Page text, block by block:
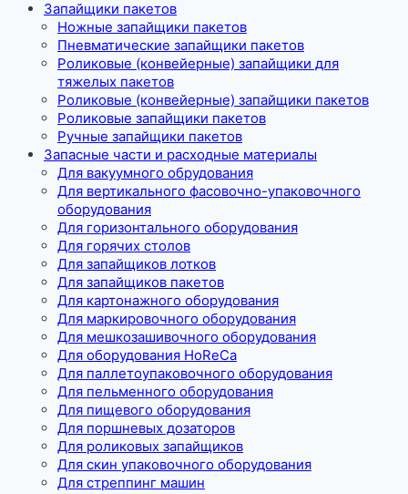
Запайщики пакетов
Ножные запайщики пакетов
Пневматические запайщики пакетов
Роликовые (конвейерные) запайщики для
тяжелых пакетов
Роликовые (конвейерные) запайщики пакетов
Роликовые запайщики пакетов
Ручные запайщики пакетов
Запасные части и расходные материалы
Для вакуумного обрудования
Для вертикального фасовочно-упаковочного
оборудования
Для горизонтального оборудования
Для горячих столов
Для запайщиков лотков
Для запайщиков пакетов
Для картонажного оборудования
Для маркировочного оборудования
Для мешкозашивочного оборудования
Для оборудования HoReCa
Для паллетоупаковочного оборудования
Для пельменного оборудования
Для пищевого оборудования
Для поршневых дозаторов
Для роликовых запайщиков
Для скин упаковочного оборудования
Для стреппинг машин